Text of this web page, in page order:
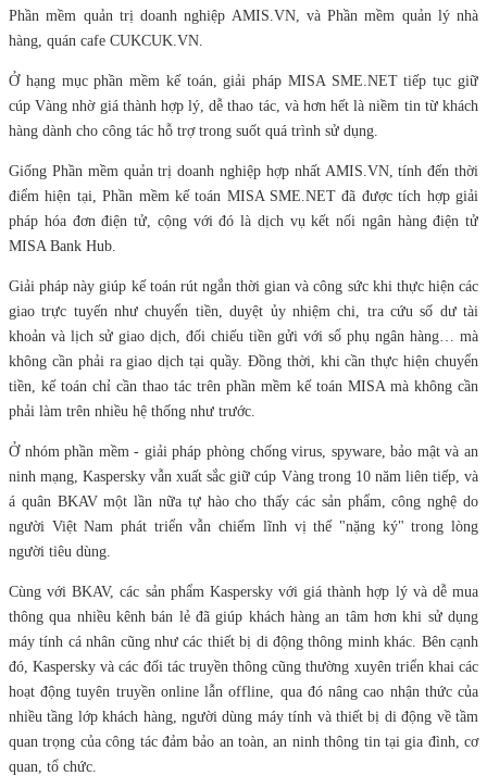
Phần mềm quản trị doanh nghiệp AMIS.VN, và Phần mềm quản lý nhà
hàng, quán cafe CUKCUK.VN.
Ở hạng mục phần mềm kế toán, giải pháp MISA SME.NET tiếp tục giữ
cúp Vàng nhờ giá thành hợp lý, dễ thao tác, và hơn hết là niềm tin từ khách
hàng dành cho công tác hỗ trợ trong suốt quá trình sử dụng.
Giống Phần mềm quản trị doanh nghiệp hợp nhất AMIS.VN, tính đến thời
điểm hiện tại, Phần mềm kế toán MISA SME.NET đã được tích hợp giải
pháp hóa đơn điện tử, cộng với đó là dịch vụ kết nối ngân hàng điện tử
MISA Bank Hub.
Giải pháp này giúp kế toán rút ngắn thời gian và công sức khi thực hiện các
giao trực tuyến như chuyển tiền, duyệt ủy nhiệm chi, tra cứu số dư tài
khoản và lịch sử giao dịch, đối chiếu tiền gửi với sổ phụ ngân hàng… mà
không cần phải ra giao dịch tại quầy. Đồng thời, khi cần thực hiện chuyển
tiền, kế toán chỉ cần thao tác trên phần mềm kế toán MISA mà không cần
phải làm trên nhiều hệ thống như trước.
Ở nhóm phần mềm - giải pháp phòng chống virus, spyware, bảo mật và an
ninh mạng, Kaspersky vẫn xuất sắc giữ cúp Vàng trong 10 năm liên tiếp, và
á quân BKAV một lần nữa tự hào cho thấy các sản phẩm, công nghệ do
người Việt Nam phát triển vẫn chiếm lĩnh vị thế "nặng ký" trong lòng
người tiêu dùng.
Cùng với BKAV, các sản phẩm Kaspersky với giá thành hợp lý và dễ mua
thông qua nhiều kênh bán lẻ đã giúp khách hàng an tâm hơn khi sử dụng
máy tính cá nhân cũng như các thiết bị di động thông minh khác. Bên cạnh
đó, Kaspersky và các đối tác truyền thông cũng thường xuyên triển khai các
hoạt động tuyên truyền online lẫn offline, qua đó nâng cao nhận thức của
nhiều tầng lớp khách hàng, người dùng máy tính và thiết bị di động về tầm
quan trọng của công tác đảm bảo an toàn, an ninh thông tin tại gia đình, cơ
quan, tổ chức.